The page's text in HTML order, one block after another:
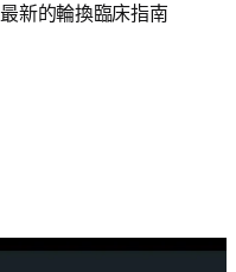
新的輪換臨床指南
分頁／視窗